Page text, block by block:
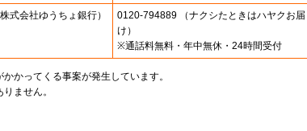
株式会社ゆうちょ銀行）
0120-794889 （ナクシたときはハヤクお届
け）
※通話料無料・年中無休・24時間受付
かってくる事案が発生しています。
ません。